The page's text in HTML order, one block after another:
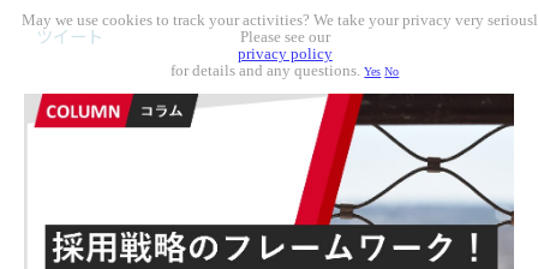
ツイート
May we use cookies to track your activities? We take your privacy very
Please see our
privacy policy
for details and any questions.Yes No